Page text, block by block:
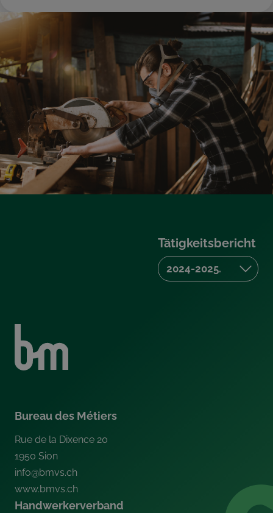
Bureau des Métiers
Rue de la Dixence 20
1950 Sion
info@bmvs.ch
www.bmvs.ch
Handwerkerverband
Tätigkeitsbericht